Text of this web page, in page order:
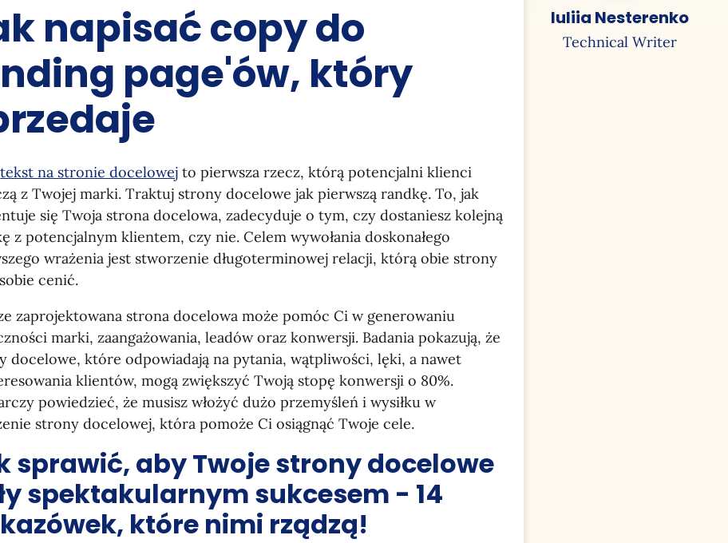
napisać copy do
page'ów, który
tekst na stronie docelowej to pierwsza rzecz, którą potencjalni klienci
z Twojej marki. Traktuj strony docelowe jak pierwszą randkę. To, jak
się Twoja strona docelowa, zadecyduje o tym, czy dostaniesz kolejną
z potencjalnym klientem, czy nie. Celem wywołania doskonałego
wrażenia jest stworzenie długoterminowej relacji, którą obie strony
cenić.
zaprojektowana strona docelowa może pomóc Ci w generowaniu
marki, zaangażowania, leadów oraz konwersji. Badania pokazują, że
docelowe, które odpowiadają na pytania, wątpliwości, lęki, a nawet
klientów, mogą zwiększyć Twoją stopę konwersji o 80%.
powiedzieć, że musisz włożyć dużo przemyśleń i wysiłku w
strony docelowej, która pomoże Ci osiągnąć Twoje cele.
sprawić, aby Twoje strony docelowe
spektakularnym sukcesem - 14
które nimi rządzą!
Iuliia Nesterenko
Technical Writer